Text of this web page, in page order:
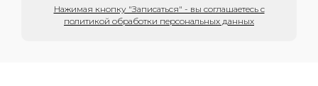
Нажимая кнопку "Записаться" - вы соглашаетесь с
политикой обработки персональных данных